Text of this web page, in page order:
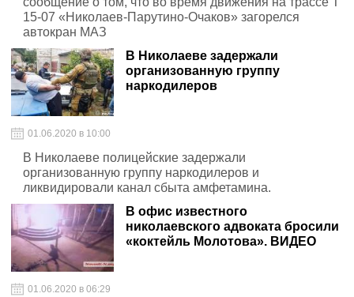
15-07 «Николаев-Парутино-Очаков» загорелся
автокран МАЗ
В Николаеве задержали
организованную группу
наркодилеров
01.06.2020 в 10:00
В Николаеве полицейские задержали
организованную группу наркодилеров и
ликвидировали канал сбыта амфетамина.
В офис известного
николаевского адвоката бросили
«коктейль Молотова». ВИДЕО
01.06.2020 в 06:29